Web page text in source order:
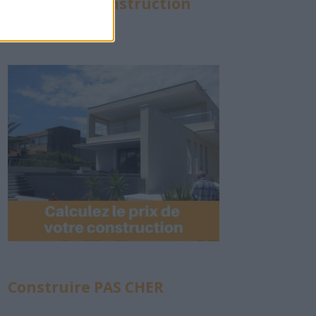
Construire PAS CHER